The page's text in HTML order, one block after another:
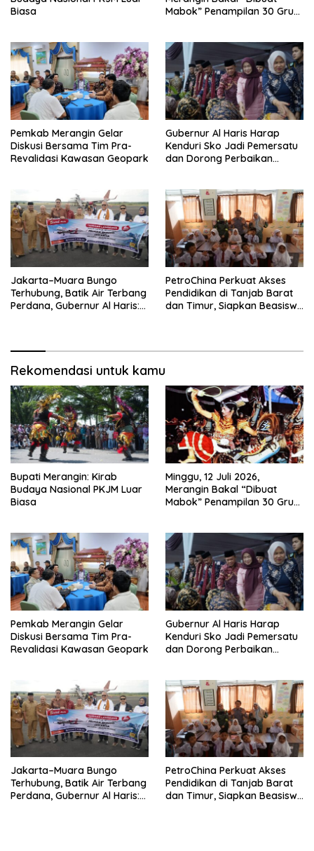
Biasa
Mabok” Penampilan 30 Grup
Pemkab Merangin Gelar
Diskusi Bersama Tim Pra-
Revalidasi Kawasan Geopark
Gubernur Al Haris Harap
Kenduri Sko Jadi Pemersatu
dan Dorong Perbaikan
Jakarta–Muara Bungo
Terhubung, Batik Air Terbang
Perdana, Gubernur Al Haris:
PetroChina Perkuat Akses
Pendidikan di Tanjab Barat
dan Timur, Siapkan Beasiswa
Rekomendasi untuk kamu
Bupati Merangin: Kirab
Budaya Nasional PKJM Luar
Biasa
Minggu, 12 Juli 2026,
Merangin Bakal “Dibuat
Mabok” Penampilan 30 Grup
Pemkab Merangin Gelar
Diskusi Bersama Tim Pra-
Revalidasi Kawasan Geopark
Gubernur Al Haris Harap
Kenduri Sko Jadi Pemersatu
dan Dorong Perbaikan
Jakarta–Muara Bungo
Terhubung, Batik Air Terbang
Perdana, Gubernur Al Haris:
PetroChina Perkuat Akses
Pendidikan di Tanjab Barat
dan Timur, Siapkan Beasiswa